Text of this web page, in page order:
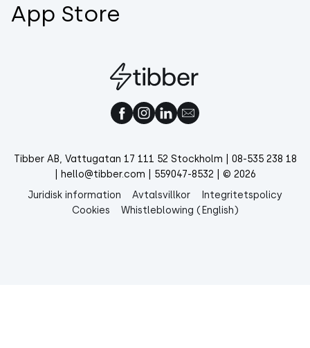
App Store
Tibber AB, Vattugatan 17 111 52 Stockholm | 08-535 238 18
| hello@tibber.com | 559047-8532 | © 2026
Juridisk information
Avtalsvillkor
Integritetspolicy
Cookies
Whistleblowing (English)